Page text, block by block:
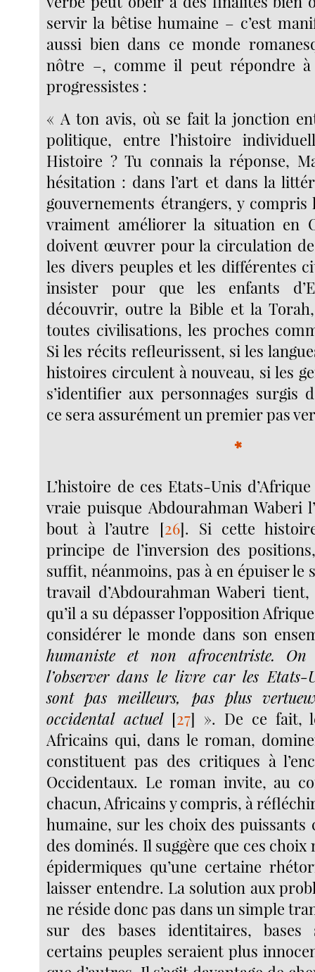
servir la bêtise humaine – c’est
aussi bien dans ce monde
nôtre –, comme il peut répondre à
progressistes :
« A ton avis, où se fait la jonction
politique, entre l’histoire
Histoire ? Tu connais la réponse,
hésitation : dans l’art et dans la
gouvernements étrangers, y
vraiment améliorer la situation en
doivent œuvrer pour la circulation
les divers peuples et les différentes
insister pour que les enfants
découvrir, outre la Bible et la
toutes civilisations, les proches
Si les récits refleurissent, si les
histoires circulent à nouveau, si les
s’identifier aux personnages surgis
ce sera assurément un premier pas
*
L’histoire de ces Etats-Unis
vraie puisque Abdourahman Waberi
bout à l’autre [26]. Si cette
principe de l’inversion des
suffit, néanmoins, pas à en épuiser le
travail d’Abdourahman Waberi
qu’il a su dépasser l’opposition
considérer le monde dans son
humaniste et non afrocentriste. On
l’observer dans le livre car les Etats-
sont pas meilleurs, pas plus
occidental actuel[27] ». De ce fait,
Africains qui, dans le roman,
constituent pas des critiques à
Occidentaux. Le roman invite, au
chacun, Africains y compris, à
humaine, sur les choix des puissants
des dominés. Il suggère que ces choix
épidermiques qu’une certaine
laisser entendre. La solution aux
ne réside donc pas dans un simple
sur des bases identitaires, bases
certains peuples seraient plus